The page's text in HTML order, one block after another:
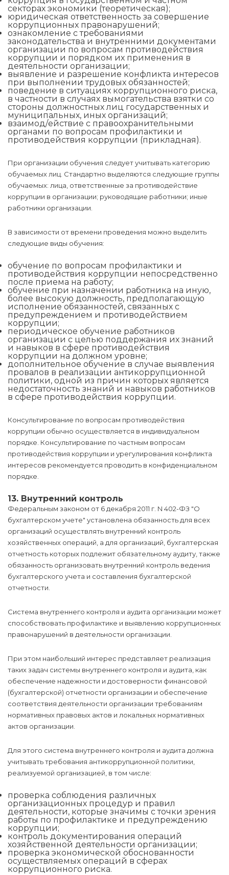
секторах экономики (теоретическая);
юридическая ответственность за совершение
коррупционных правонарушений;
ознакомление с требованиями
законодательства и внутренними документами
организации по вопросам противодействия
коррупции и порядком их применения в
деятельности организации;
выявление и разрешение конфликта интересов
при выполнении трудовых обязанностей;
поведение в ситуациях коррупционного риска,
в частности в случаях вымогательства взятки со
стороны должностных лиц государственных и
муниципальных, иных организаций;
взаимод/ействие с правоохранительными
органами по вопросам профилактики и
противодействия коррупции (прикладная).
При организации обучения следует учитывать категорию
обучаемых лиц. Стандартно выделяются следующие группы
обучаемых: лица, ответственные за противодействие
коррупции в организации; руководящие работники; иные
работники организации.
В зависимости от времени проведения можно выделить
следующие виды обучения:
обучение по вопросам профилактики и
противодействия коррупции непосредственно
после приема на работу;
обучение при назначении работника на иную,
более высокую должность, предполагающую
исполнение обязанностей, связанных с
предупреждением и противодействием
коррупции;
периодическое обучение работников
организации с целью поддержания их знаний
и навыков в сфере противодействия
коррупции на должном уровне;
дополнительное обучение в случае выявления
провалов в реализации антикоррупционной
политики, одной из причин которых является
недостаточность знаний и навыков работников
в сфере противодействия коррупции.
Консультирование по вопросам противодействия
коррупции обычно осуществляется в индивидуальном
порядке. Консультирование по частным вопросам
противодействия коррупции и урегулирования конфликта
интересов рекомендуется проводить в конфиденциальном
порядке.
13. Внутренний контроль
Федеральным законом от 6 декабря 2011 г. N 402-ФЗ "О
бухгалтерском учете" установлена обязанность для всех
организаций осуществлять внутренний контроль
хозяйственных операций, а для организаций, бухгалтерская
отчетность которых подлежит обязательному аудиту, также
обязанность организовать внутренний контроль ведения
бухгалтерского учета и составления бухгалтерской
отчетности.
Система внутреннего контроля и аудита организации может
способствовать профилактике и выявлению коррупционных
правонарушений в деятельности организации.
При этом наибольший интерес представляет реализация
таких задач системы внутреннего контроля и аудита, как
обеспечение надежности и достоверности финансовой
(бухгалтерской) отчетности организации и обеспечение
соответствия деятельности организации требованиям
нормативных правовых актов и локальных нормативных
актов организации.
Для этого система внутреннего контроля и аудита должна
учитывать требования антикоррупционной политики,
реализуемой организацией, в том числе:
проверка соблюдения различных
организационных процедур и правил
деятельности, которые значимы с точки зрения
работы по профилактике и предупреждению
коррупции;
контроль документирования операций
хозяйственной деятельности организации;
проверка экономической обоснованности
осуществляемых операций в сферах
коррупционного риска.